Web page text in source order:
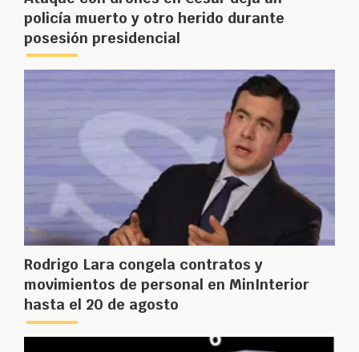
policía muerto y otro herido durante
posesión presidencial
Rodrigo Lara congela contratos y
movimientos de personal en MinInterior
hasta el 20 de agosto